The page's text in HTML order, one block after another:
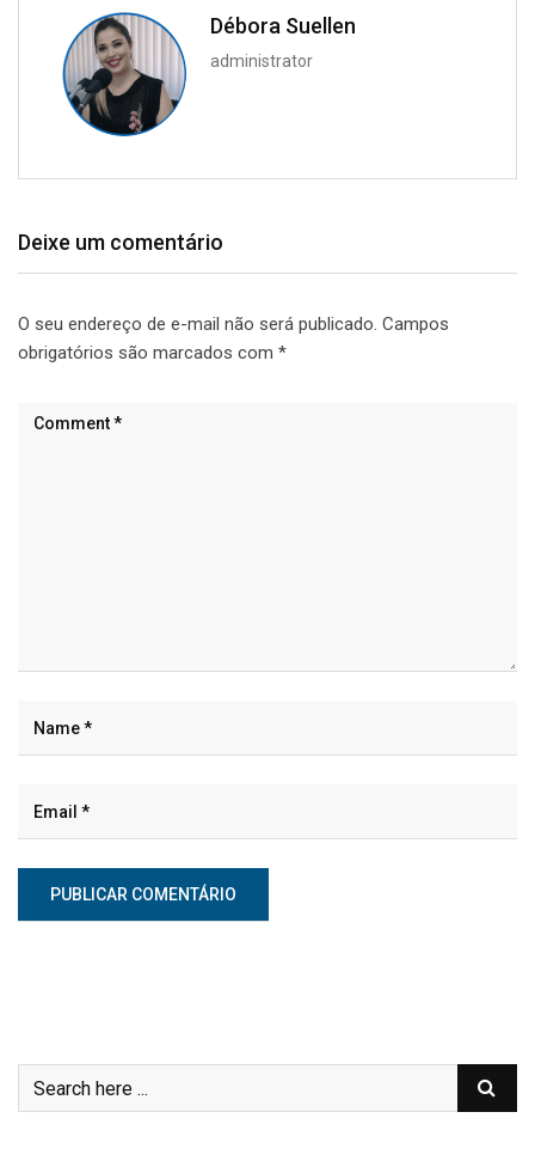
Débora Suellen
administrator
Deixe um comentário
O seu endereço de e-mail não será publicado. Campos
obrigatórios são marcados com *